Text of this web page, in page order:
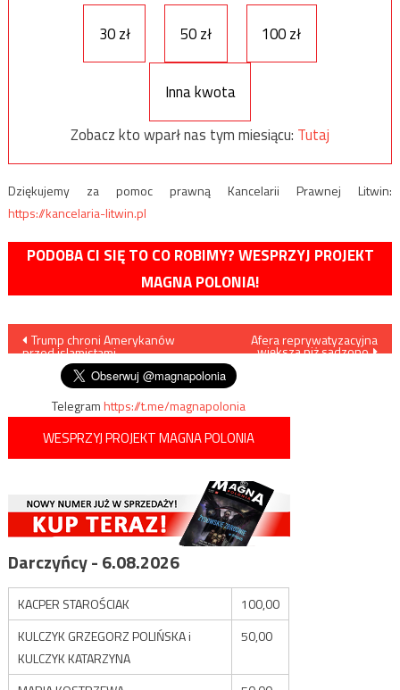
30 zł
50 zł 100 zł
Inna kwota
Zobacz kto wparł nas tym miesiącu: Tutaj
Dziękujemy za pomoc prawną Kancelarii Prawnej Litwin:
https://kancelaria-litwin.pl
PODOBA CI SIĘ TO CO ROBIMY? WESPRZYJ PROJEKT
MAGNA POLONIA!
Nawigacja
wpisu
Trump chroni Amerykanów
przed islamistami
Afera reprywatyzacyjna
większa niż sądzono
Telegramhttps://t.me/magnapolonia
WESPRZYJ PROJEKT MAGNA POLONIA
Darczyńcy - 6.08.2026
KACPER STAROŚCIAK
100,00
KULCZYK GRZEGORZ POLIŃSKA i
KULCZYK KATARZYNA
50,00